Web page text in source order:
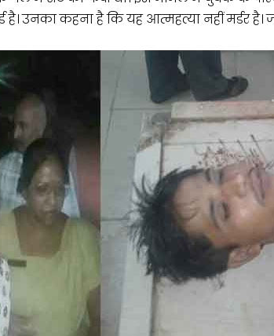
उनका कहना है कि यह आत्महत्या नहीं मर्डर है।